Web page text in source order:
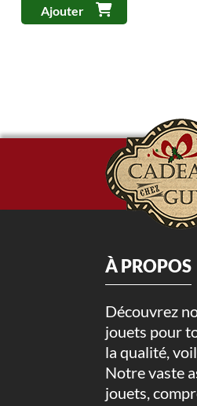
Ajouter
À PROPOS
Découvrez
jouets pour
la qualité,
Notre vaste
jouets,